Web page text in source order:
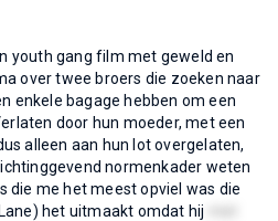
youth gang film met geweld en
over twee broers die zoeken naar
enkele bagage hebben om een
door hun moeder, met een
alleen aan hun lot overgelaten,
normenkader weten
die me het meest opviel was die
het uitmaakt omdat hij